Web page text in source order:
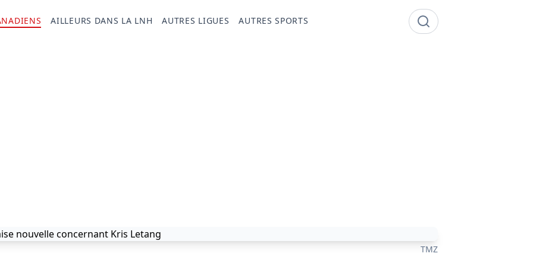
AILLEURS DANS LA LNH AUTRES LIGUES AUTRES SPORTS
TMZ